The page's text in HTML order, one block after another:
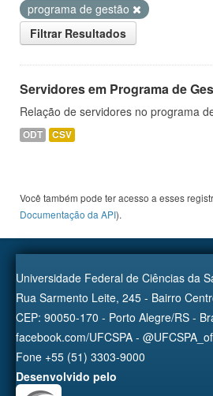
programa de gestão
Filtrar Resultados
Servidores em Programa de
Relação de servidores no programa
ODT CSV
Você também pode ter acesso a esses
Documentação da API).
Universidade Federal de Ciências da
Rua Sarmento Leite, 245 - Bairro
CEP: 90050-170 - Porto Alegre/RS -
facebook.com/UFCSPA -
Fone +55 (51) 3303-9000
Desenvolvido pelo